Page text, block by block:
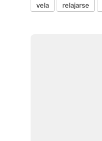
vela relajarse